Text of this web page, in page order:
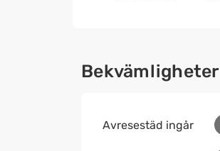
Bekvämligheter
Avresestäd ingår